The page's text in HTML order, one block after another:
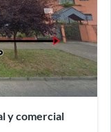
y comercial